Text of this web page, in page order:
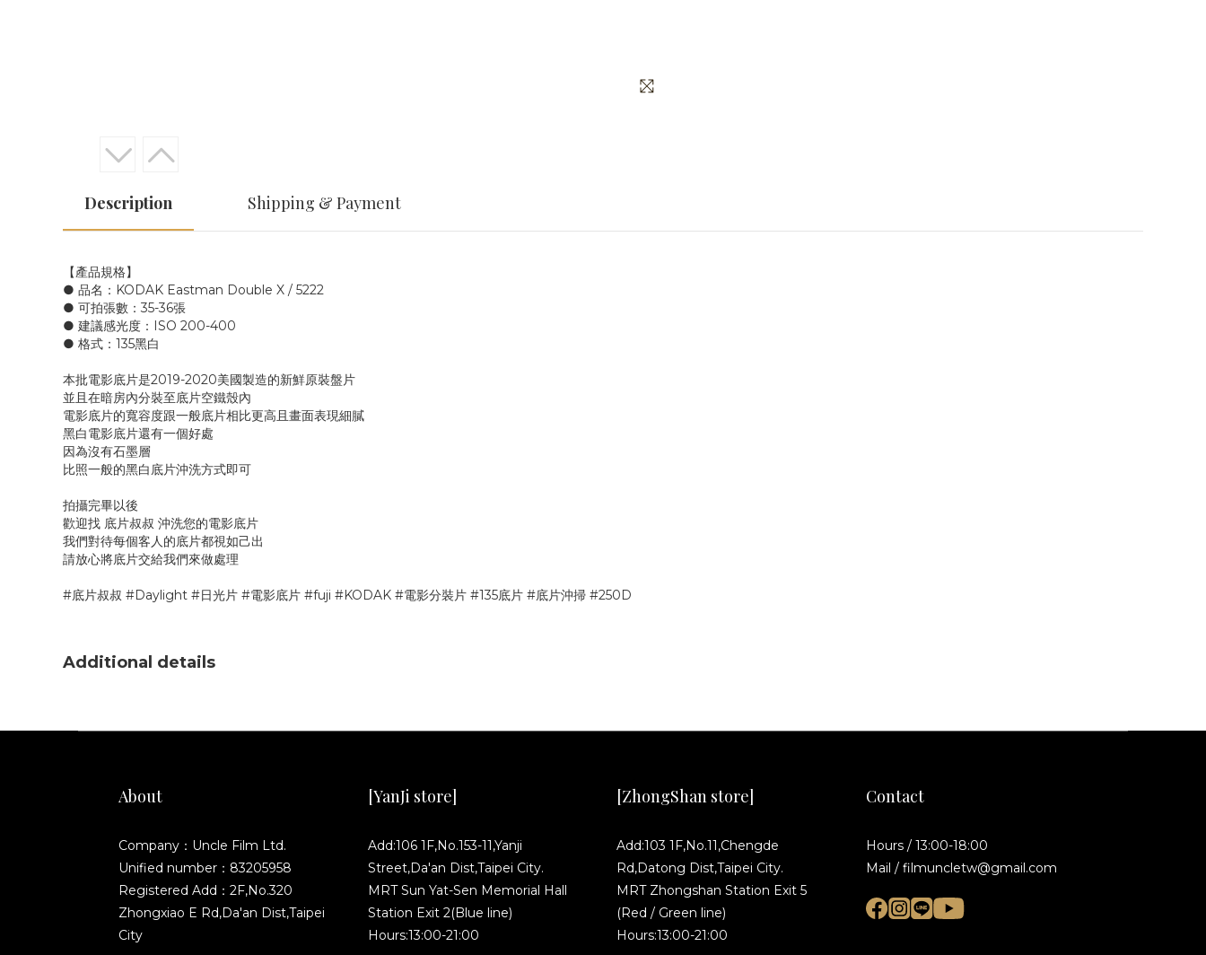
Description Shipping & Payment
【產品規格】
● 品名：KODAK Eastman Double X / 5222
● 可拍張數：35-36張
● 建議感光度：ISO 200-400
● 格式：135黑白
本批電影底片是2019-2020美國製造的新鮮原裝盤片
並且在暗房內分裝至底片空鐵殼內
電影底片的寬容度跟一般底片相比更高且畫面表現細膩
黑白電影底片還有一個好處
因為沒有石墨層
比照一般的黑白底片沖洗方式即可
拍攝完畢以後
歡迎找 底片叔叔 沖洗您的電影底片
我們對待每個客人的底片都視如己出
請放心將底片交給我們來做處理
#底片叔叔 #Daylight #日光片 #電影底片 #fuji #KODAK #電影分裝片 #135底片 #底片沖掃 #250D
Additional details
About
Company：Uncle Film Ltd.
Unified number：83205958
Registered Add：2F,No.320
Zhongxiao E Rd,Da'an Dist,Taipei
City
[YanJi store]
Add:106 1F,No.153-11,Yanji
Street,Da'an Dist,Taipei City.
MRT Sun Yat-Sen Memorial Hall
Station Exit 2(Blue line)
Hours:13:00-21:00
[ZhongShan store]
Add:103 1F,No.11,Chengde
Rd,Datong Dist,Taipei City.
MRT Zhongshan Station Exit 5
(Red / Green line)
Hours:13:00-21:00
Contact
Hours / 13:00-18:00
Mail / filmuncletw@gmail.com